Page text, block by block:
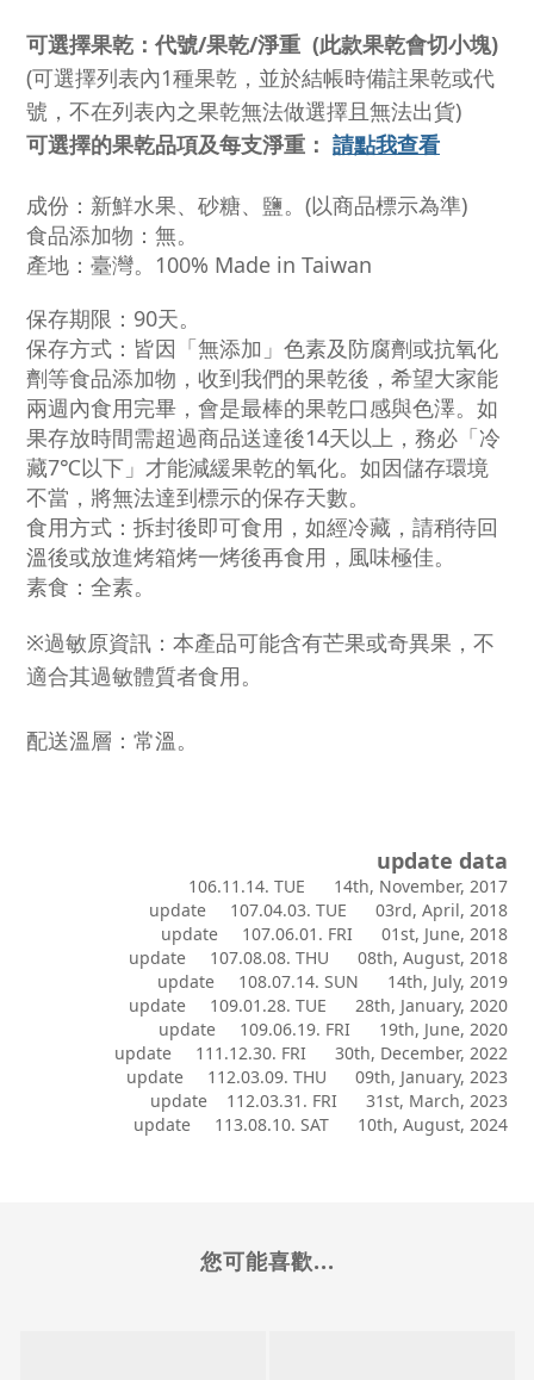
可選擇果乾 ：代號/果乾/淨重 (此款果乾會切小塊)
(可選擇列表內1種果乾，並於結帳時備註果乾或代
號，不在列表內之果乾無法做選擇且無法出貨)
可選擇的果乾品項及每支淨重 ： 請點我查看
成份：新鮮水果、砂糖、鹽。(以商品標示為準)
食品添加物：無。
產地：臺灣。100% Made in Taiwan
保存期限：90天。
保存方式：皆因「無添加」色素及防腐劑或抗氧化
劑等食品添加物，收到我們的果乾後，希望大家能
兩週內食用完畢，會是最棒的果乾口感與色澤。如
果存放時間需超過商品送達後14天以上，務必「冷
藏7℃以下」才能減緩果乾的氧化。如因儲存環境
不當，將無法達到標示的保存天數。
食用方式：拆封後即可食用，如經冷藏，請稍待回
溫後或放進烤箱烤一烤後再食用，風味極佳。
素食：全素。
※過敏原資訊：本產品可能含有芒果或奇異果，不
適合其過敏體質者食用。
配送溫層：常溫。
update data
106.11.14. TUE 14th, November, 2017
update 107.04.03. TUE 03rd, April, 2018
update 107.06.01. FRI 01st, June, 2018
update 107.08.08. THU 08th, August, 2018
update 108.07.14. SUN 14th, July, 2019
update 109.01.28. TUE 28th, January, 2020
update 109.06.19. FRI 19th, June, 2020
update 111.12.30. FRI 30th, December, 2022
update 112.03.09. THU 09th, January, 2023
update 112.03.31. FRI 31st, March, 2023
update 113.08.10. SAT 10th, August, 2024
您可能喜歡...